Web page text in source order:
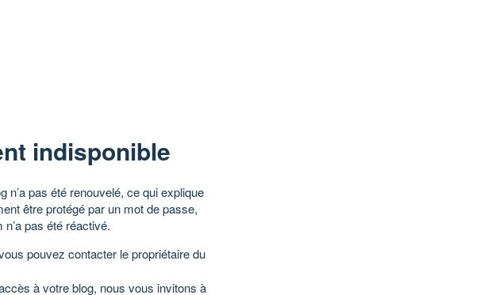
indisponible
n’a pas été renouvelé, ce qui explique
être protégé par un mot de passe,
pas été réactivé.
pouvez contacter le propriétaire du
à votre blog, nous vous invitons à